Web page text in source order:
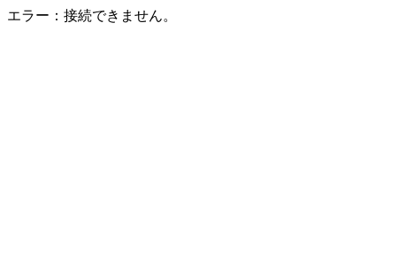
エラー：接続できません。